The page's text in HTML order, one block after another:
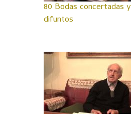
80 Bodas concertadas y
difuntos